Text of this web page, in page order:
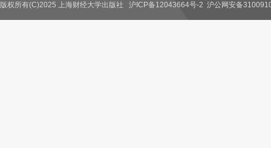
联系我们
版权所有(C)2025 上海财经大学出版社 沪ICP备12043664号-2 沪公网安备